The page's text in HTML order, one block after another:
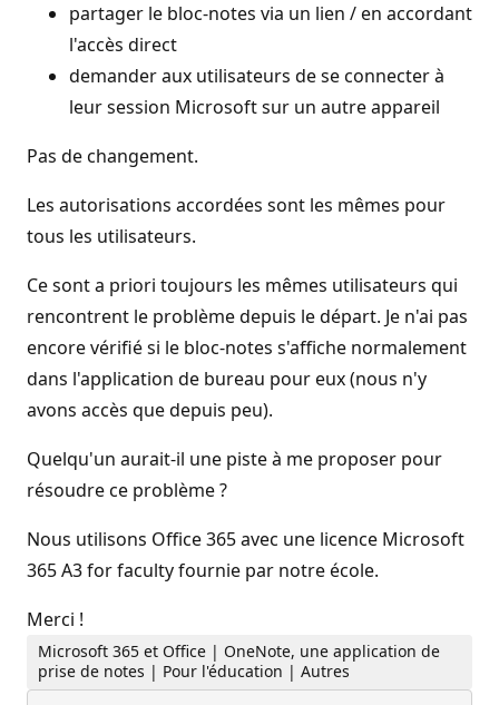
partager le bloc-notes via un lien / en accordant
l'accès direct
demander aux utilisateurs de se connecter à
leur session Microsoft sur un autre appareil
Pas de changement.
Les autorisations accordées sont les mêmes pour
tous les utilisateurs.
Ce sont a priori toujours les mêmes utilisateurs qui
rencontrent le problème depuis le départ. Je n'ai pas
encore vérifié si le bloc-notes s'affiche normalement
dans l'application de bureau pour eux (nous n'y
avons accès que depuis peu).
Quelqu'un aurait-il une piste à me proposer pour
résoudre ce problème ?
Nous utilisons Office 365 avec une licence Microsoft
365 A3 for faculty fournie par notre école.
Merci !
Microsoft 365 et Office | OneNote, une application de
prise de notes | Pour l'éducation | Autres